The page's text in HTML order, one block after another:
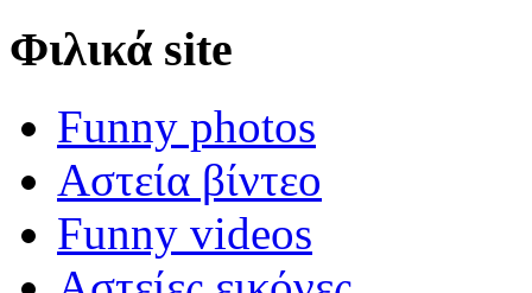
Φιλικά site
Funny photos
Αστεία βίντεο
Funny videos